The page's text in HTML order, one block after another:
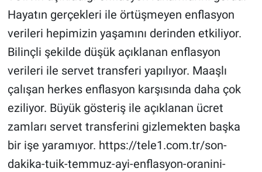
Hayatın gerçekleri ile örtüşmeyen enflasyon
verileri hepimizin yaşamını derinden etkiliyor.
Bilinçli şekilde düşük açıklanan enflasyon
verileri ile servet transferi yapılıyor. Maaşlı
çalışan herkes enflasyon karşısında daha çok
eziliyor. Büyük gösteriş ile açıklanan ücret
zamları servet transferini gizlemekten başka
bir işe yaramıyor. https://tele1.com.tr/son-
dakika-tuik-temmuz-ayi-enflasyon-oranini-
Koronavirüs
Kültür Sanat
Ne demişti
Nedir
Programlar